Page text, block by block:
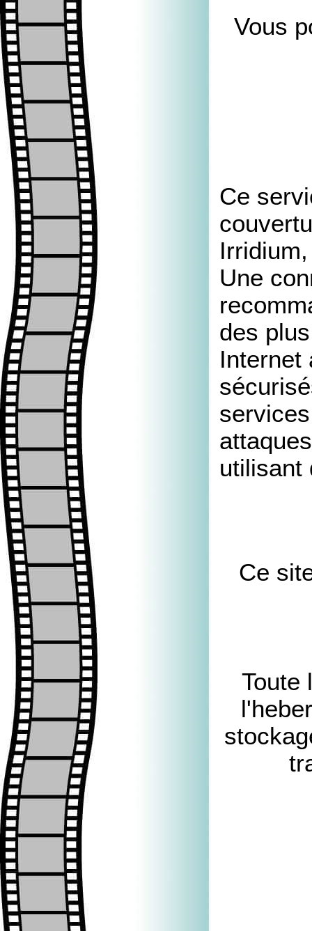
Vous
Ce
Une
des
Internet
utilisant
Ce
Toute